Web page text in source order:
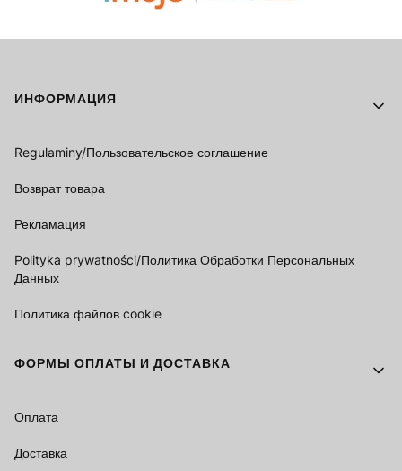
Footer menu
ИНФОРМАЦИЯ
Regulaminy/Пользовательское соглашение
Возврат товара
Рекламация
Polityka prywatności/Политика Обработки Персональных
Данных
Политика файлов cookie
ФОРМЫ ОПЛАТЫ И ДОСТАВКА
Оплата
Доставка